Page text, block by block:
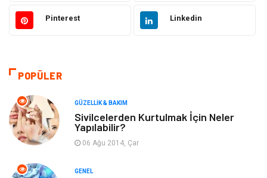
Moda Sağlıklı Yaşam
Bilgisayar & Yazılım
Makine
Giyim
Yeme & İçme
Pinterest Linkedin
POPÜLER
GÜZELLIK & BAKIM
Sivilcelerden Kurtulmak İçin Neler
Yapılabilir?
06 Ağu 2014, Çar
GENEL